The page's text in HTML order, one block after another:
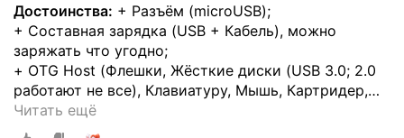
Достоинства: + Разъём (microUSB);
+ Составная зарядка (USB + Кабель), можно
заряжать что угодно;
+ OTG Host (Флешки, Жёсткие диски (USB 3.0; 2.0
работают не все), Клавиатуру, Мышь, Картридер,…
Читать ещё